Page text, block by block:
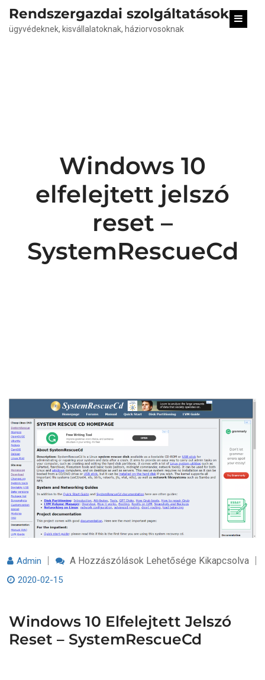
Rendszergazdai szolgáltatások
ügyvédeknek, kisvállalatoknak, háziorvosoknak
Windows 10
elfelejtett jelszó
reset –
SystemRescueCd
Admin
Windows
SystemRescueCd
Bejegyzéshez
A Hozzászólások Lehetősége Kikapcsolva
2020-02-15
Windows 10 Elfelejtett Jelszó
Reset – SystemRescueCd